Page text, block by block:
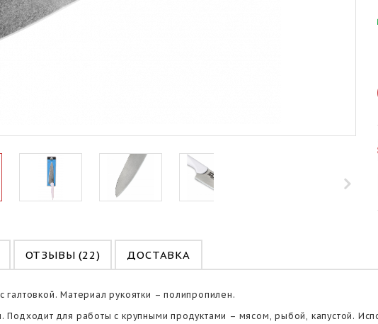
ОТЗЫВЫ (22) ДОСТАВКА
Материал рукоятки – полипропилен.
для работы с крупными продуктами – мясом, рыбой, капустой.